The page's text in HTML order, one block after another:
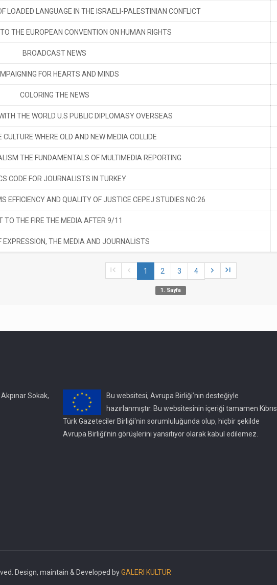
LOADED LANGUAGE IN THE ISRAELI-PALESTINIAN CONFLICT
THE EUROPEAN CONVENTION ON HUMAN RIGHTS
BROADCAST NEWS
FOR HEARTS AND MINDS
COLORING THE NEWS
THE WORLD U.S PUBLIC DIPLOMASY OVERSEAS
CULTURE WHERE OLD AND NEW MEDIA COLLIDE
THE FUNDAMENTALS OF MULTIMEDIA REPORTING
CODE FOR JOURNALISTS IN TURKEY
EFFICIENCY AND QUALITY OF JUSTICE CEPEJ STUDIES NO:26
TO THE FIRE THE MEDIA AFTER 9/11
EXPRESSION, THE MEDIA AND JOURNALİSTS
1 2 3 4
1. Sayfa
Sokak,
Bu websitesi, Avrupa Birliği’nin desteğiyle
hazırlanmıştır. Bu websitesinin içeriği tamamen Kıbrıs
Türk Gazeteciler Birliği'nin sorumluluğunda olup, hiçbir şekilde
Avrupa Birliği’nin görüşlerini yansıtıyor olarak kabul edilemez.
Design, maintain & Developed byGALERI KULTUR